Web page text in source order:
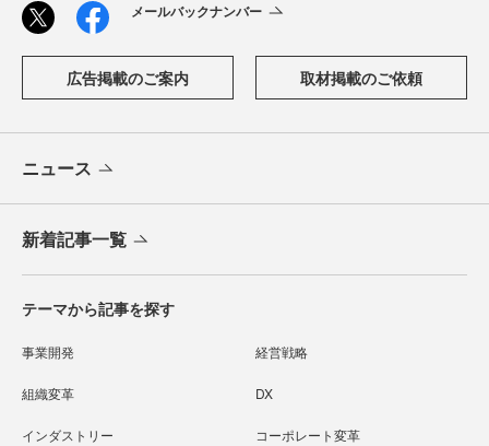
メールバックナンバー
広告掲載のご案内 取材掲載のご依頼
ニュース
新着記事一覧
テーマから記事を探す
事業開発 経営戦略
組織変革 DX
インダストリー コーポレート変革